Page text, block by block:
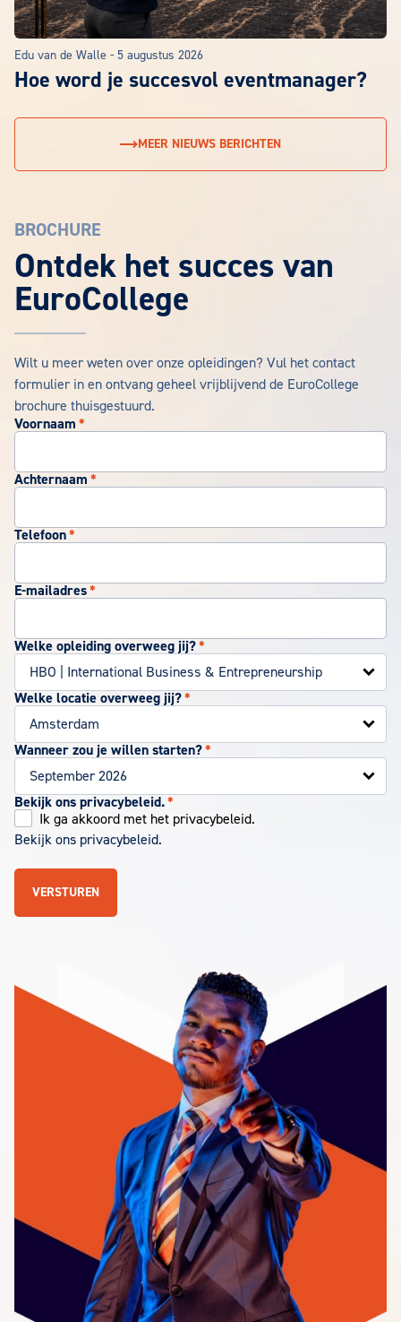
Edu van de Walle - 5 augustus 2026
Hoe word je succesvol eventmanager?
MEER NIEUWS BERICHTEN
EuroCollege Brochure aanvragen
BROCHURE
Ontdek het succes van
EuroCollege
Wilt u meer weten over onze opleidingen? Vul het contact
formulier in en ontvang geheel vrijblijvend de EuroCollege
brochure thuisgestuurd.
Voornaam *
Achternaam *
Telefoon*
E-mailadres*
Welke opleiding overweeg jij?*
Welke locatie overweeg jij?*
Wanneer zou je willen starten?*
Bekijk ons privacybeleid.*
Ik ga akkoord met het privacybeleid.
Bekijk ons privacybeleid.